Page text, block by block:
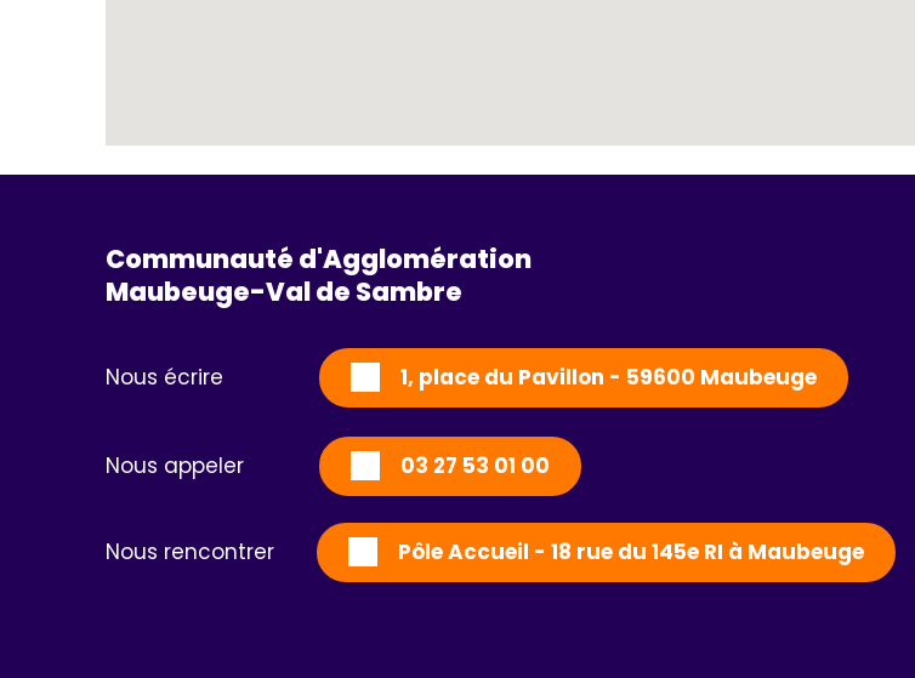
Communauté d'Agglomération
Maubeuge-Val de Sambre
Nous écrire 1, place du Pavillon - 59600 Maubeuge
Nous appeler 03 27 53 01 00
Nous rencontrer Pôle Accueil - 18 rue du 145e RI à Maubeuge